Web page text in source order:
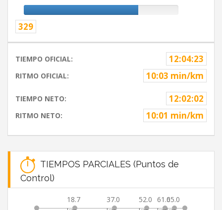
329
TIEMPO OFICIAL: 12:04:23
RITMO OFICIAL: 10:03 min/km
TIEMPO NETO: 12:02:02
RITMO NETO: 10:01 min/km
TIEMPOS PARCIALES (Puntos de
Control)
18.7
37.0
52.0
61.065.0